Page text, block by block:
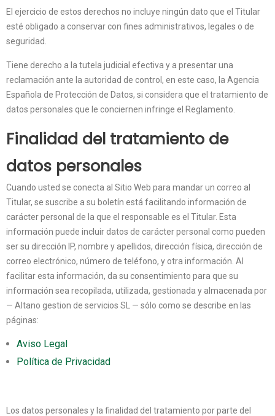
El ejercicio de estos derechos no incluye ningún dato que el Titular
esté obligado a conservar con fines administrativos, legales o de
seguridad.
Tiene derecho a la tutela judicial efectiva y a presentar una
reclamación ante la autoridad de control, en este caso, la Agencia
Española de Protección de Datos, si considera que el tratamiento de
datos personales que le conciernen infringe el Reglamento.
Finalidad del tratamiento de
datos personales
Cuando usted se conecta al Sitio Web para mandar un correo al
Titular, se suscribe a su boletín está facilitando información de
carácter personal de la que el responsable es el Titular. Esta
información puede incluir datos de carácter personal como pueden
ser su dirección IP, nombre y apellidos, dirección física, dirección de
correo electrónico, número de teléfono, y otra información. Al
facilitar esta información, da su consentimiento para que su
información sea recopilada, utilizada, gestionada y almacenada por
— Altano gestion de servicios SL — sólo como se describe en las
páginas:
Aviso Legal
Política de Privacidad
Los datos personales y la finalidad del tratamiento por parte del